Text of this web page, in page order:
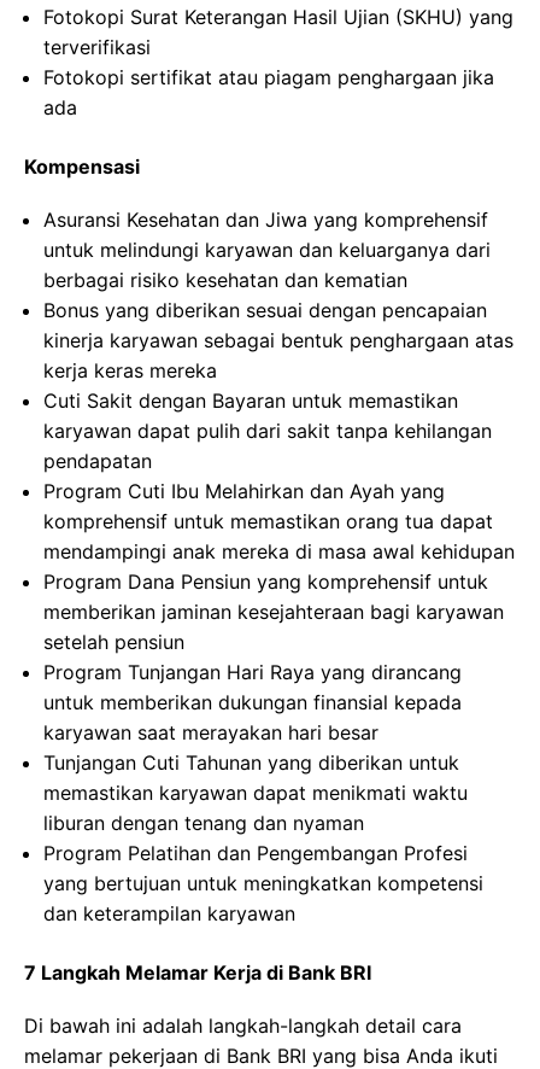
Fotokopi Surat Keterangan Hasil Ujian (SKHU) yang
terverifikasi
Fotokopi sertifikat atau piagam penghargaan jika
ada
Kompensasi
Asuransi Kesehatan dan Jiwa yang komprehensif
untuk melindungi karyawan dan keluarganya dari
berbagai risiko kesehatan dan kematian
Bonus yang diberikan sesuai dengan pencapaian
kinerja karyawan sebagai bentuk penghargaan atas
kerja keras mereka
Cuti Sakit dengan Bayaran untuk memastikan
karyawan dapat pulih dari sakit tanpa kehilangan
pendapatan
Program Cuti Ibu Melahirkan dan Ayah yang
komprehensif untuk memastikan orang tua dapat
mendampingi anak mereka di masa awal kehidupan
Program Dana Pensiun yang komprehensif untuk
memberikan jaminan kesejahteraan bagi karyawan
setelah pensiun
Program Tunjangan Hari Raya yang dirancang
untuk memberikan dukungan finansial kepada
karyawan saat merayakan hari besar
Tunjangan Cuti Tahunan yang diberikan untuk
memastikan karyawan dapat menikmati waktu
liburan dengan tenang dan nyaman
Program Pelatihan dan Pengembangan Profesi
yang bertujuan untuk meningkatkan kompetensi
dan keterampilan karyawan
7 Langkah Melamar Kerja di Bank BRI
Di bawah ini adalah langkah-langkah detail cara
melamar pekerjaan di Bank BRI yang bisa Anda ikuti